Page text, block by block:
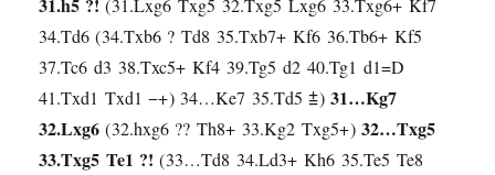
31.Lxg6 Txg5 32.Txg5 Lxg6 33.Txg6+ Kf7
34.Td6 34.Txb6 ? Td8 35.Txb7+ Kf6 36.Tb6+ Kf5
37.Tc6 d3 38.Txc5+ Kf4 39.Tg5 d2 40.Tg1 d1=D
41.Txd1 Txd1 −+ 34…Ke7 35.Td5 ⩲ 31…Kg7
32.Lxg6 32.hxg6 ?? Th8+ 33.Kg2 Txg5+ 32…Txg5
33.Txg5 Te1 ?! 33…Td8 34.Ld3+ Kh6 35.Te5 Te8